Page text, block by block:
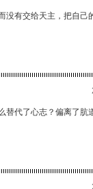
没有交给天主，把自己
替代了心志？偏离了肮